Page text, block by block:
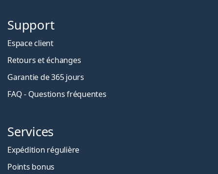
Support
Espace client
Retours et échanges
Garantie de 365 jours
FAQ - Questions fréquentes
Services
Expédition régulière
Points bonus